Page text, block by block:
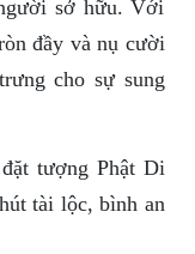
sở hữu. Với
đầy và nụ cười
cho sự sung
tượng Phật Di
tài lộc, bình an